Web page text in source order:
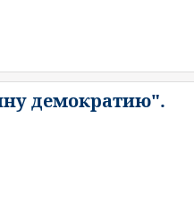
демократию".